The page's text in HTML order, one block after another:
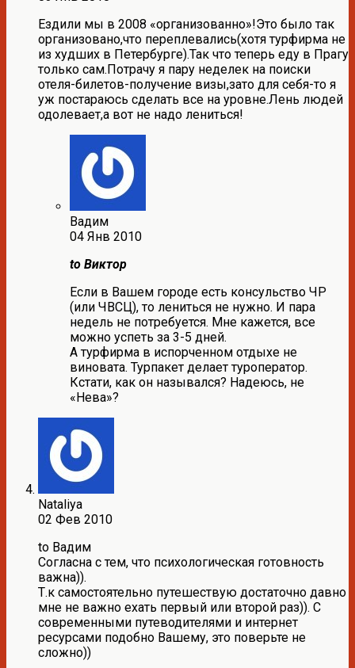
Ездили мы в 2008 «организованно»!Это было так
организовано,что переплевались(хотя турфирма не
из худших в Петербурге).Так что теперь еду в Прагу
только сам.Потрачу я пару неделек на поиски
отеля-билетов-получение визы,зато для себя-то я
уж постараюсь сделать все на уровне.Лень людей
одолевает,а вот не надо лениться!
Вадим
04 Янв 2010
to Виктор
Если в Вашем городе есть консульство ЧР
(или ЧВСЦ), то лениться не нужно. И пара
недель не потребуется. Мне кажется, все
можно успеть за 3-5 дней.
А турфирма в испорченном отдыхе не
виновата. Турпакет делает туроператор.
Кстати, как он назывался? Надеюсь, не
«Нева»?
Nataliya
02 Фев 2010
to Вадим
Согласна с тем, что психологическая готовность
важна)).
Т.к самостоятельно путешествую достаточно давно
мне не важно ехать первый или второй раз)). С
современными путеводителями и интернет
ресурсами подобно Вашему, это поверьте не
сложно))